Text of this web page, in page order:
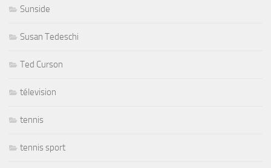
Sunside
Susan Tedeschi
Ted Curson
télevision
tennis
tennis sport